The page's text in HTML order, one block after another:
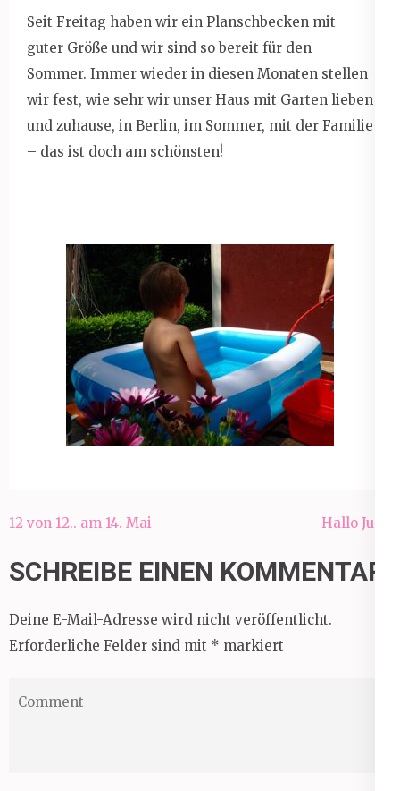
Seit Freitag haben wir ein Planschbecken mit
guter Größe und wir sind so bereit für den
Sommer. Immer wieder in diesen Monaten stellen
wir fest, wie sehr wir unser Haus mit Garten lieben
und zuhause, in Berlin, im Sommer, mit der Familie
– das ist doch am schönsten!
Beitragsnavigation
12 von 12.. am 14. Mai Hallo Juni!
SCHREIBE EINEN KOMMENTAR
Deine E-Mail-Adresse wird nicht veröffentlicht.
Erforderliche Felder sind mit * markiert